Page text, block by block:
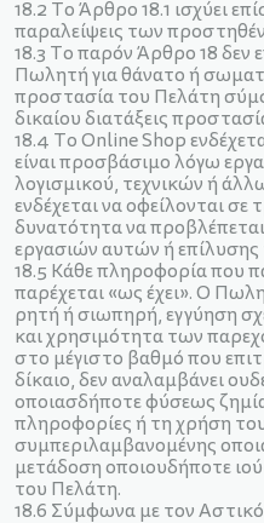
18.2 Το Άρθρο 18.1 ισχύει
παραλείψεις των
18.3 Το παρόν Άρθρο 18 δεν
Πωλητή για θάνατο ή
προστασία του Πελάτη
δικαίου διατάξεις
18.4 Το Οnline Shop
είναι προσβάσιμo λόγω
λογισμικού, τεχνικών ή
ενδέχεται να οφείλονται σε
δυνατότητα να
εργασιών αυτών ή
18.5 Κάθε πληροφορία που
παρέχεται «ως έχει». O
ρητή ή σιωπηρή, εγγύηση
και χρησιμότητα των
στο μέγιστο βαθμό που
δίκαιο, δεν αναλαμβάνει
οποιασδήποτε φύσεως ζημία
πληροφορίες ή τη χρήση
συμπεριλαμβανομένης
μετάδοση οποιουδήποτε
του Πελάτη.
18.6 Σύμφωνα με τον